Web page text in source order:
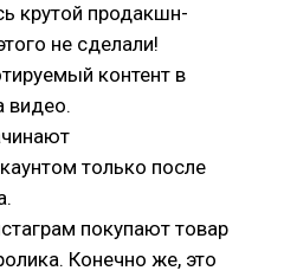
крутой продакшн-
не сделали!
контент в
видео.
только после
покупают товар
Конечно же, это